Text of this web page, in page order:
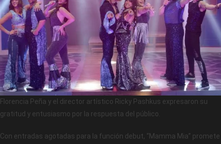
Florencia Peña y el director artístico Ricky Pashkus expresaron su
gratitud y entusiasmo por la respuesta del público.
Con entradas agotadas para la función debut, “Mamma Mia” promete